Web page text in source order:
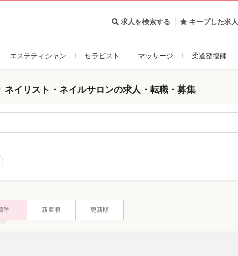
求人を検索する キープした求人
エステティシャン セラピスト マッサージ 柔道整復師
ネイリスト・ネイルサロンの求人・転職・募集
準 新着順 更新順